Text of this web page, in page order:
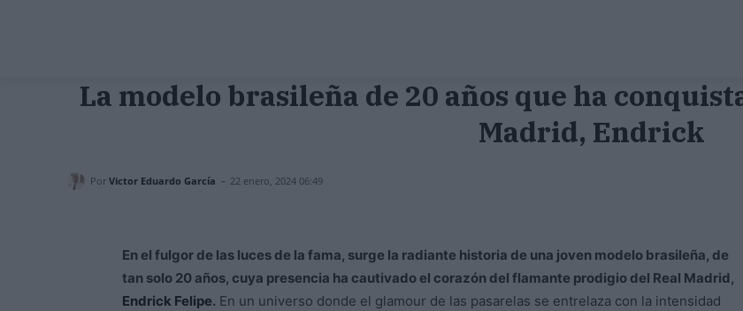
La modelo brasileña de 20 años que ha
Madrid, Endrick
Por Victor Eduardo García - 22 enero, 2024 06:49
En el fulgor de las luces de la fama, surge la radiante historia de una joven modelo brasileña, de
tan solo 20 años, cuya presencia ha cautivado el corazón del flamante prodigio del Real Madrid,
Endrick Felipe. En un universo donde el glamour de las pasarelas se entrelaza con la intensidad